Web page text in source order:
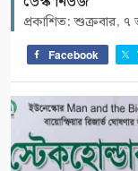
প্রকাশিত: শুক্রবার,
Facebook